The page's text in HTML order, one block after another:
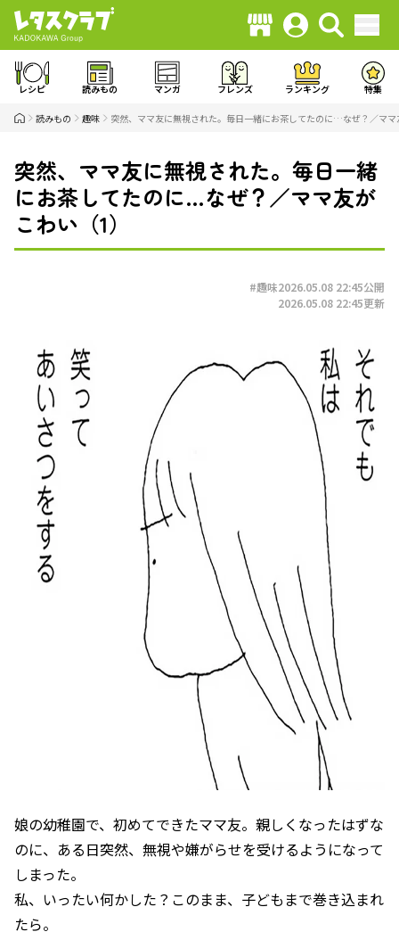
レシピ 読みもの マンガ フレンズ ランキング 特集
読みもの 趣味 突然、ママ友に無視された。毎日一緒にお茶してたのに…なぜ？／マ
突然、ママ友に無視された。毎日一緒
にお茶してたのに…なぜ？／ママ友が
こわい（1）
#趣味2026.05.08 22:45公開
2026.05.08 22:45更新
娘の幼稚園で、初めてできたママ友。親しくなったはずな
のに、ある日突然、無視や嫌がらせを受けるようになって
しまった。
私、いったい何かした？このまま、子どもまで巻き込まれ
たら――。